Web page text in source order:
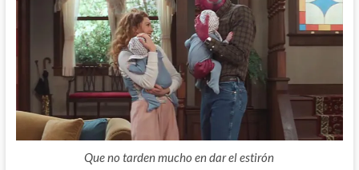
Que no tarden mucho en dar el estirón